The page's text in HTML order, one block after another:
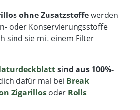
ohne Zusatzstoffewerden
oder Konservierungsstoffe
sind sie mit einem Filter
sind aus 100%-
dafür mal bei Break
Zigarillos oder Rolls